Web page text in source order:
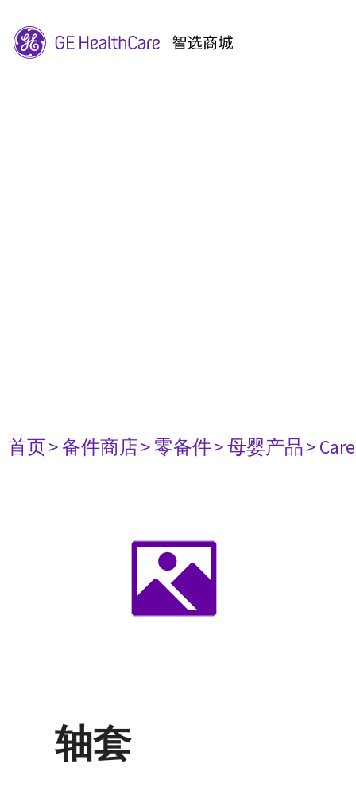
首页> 备件商店> 零备件> 母婴产品>
轴套